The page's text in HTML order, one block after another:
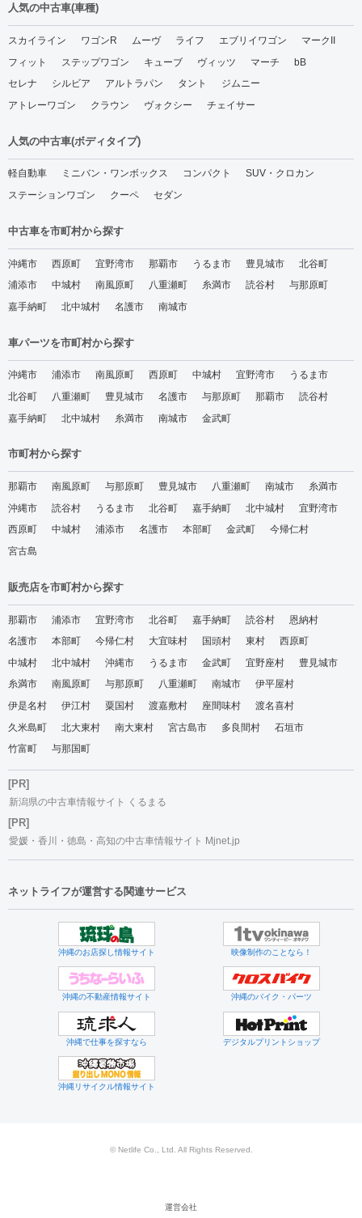
人気の中古車(車種)
スカイライン ワゴンR ムーヴ ライフ エブリイワゴン
マークII
フィット
ステップワゴン キューブ ヴィッツ マーチ
bB
セレナ
シルビア アルトラパン タント
ジムニー
アトレーワゴン
クラウン ヴォクシー チェイサー
人気の中古車(ボディタイプ)
軽自動車 ミニバン・ワンボックス コンパクト
SUV・クロカン
ステーションワゴン
クーペ セダン
中古車を市町村から探す
沖縄市 西原町 宜野湾市 那覇市 うるま市 豊見城市
北谷町
浦添市
中城村 南風原町 八重瀬町 糸満市 読谷村
与那原町
嘉手納町
北中城村 名護市 南城市
車パーツを市町村から探す
沖縄市 浦添市 南風原町 西原町 中城村 宜野湾市
うるま市
北谷町
八重瀬町 豊見城市 名護市 与那原町 那覇市
読谷村
嘉手納町
北中城村 糸満市 南城市 金武町
市町村から探す
那覇市 南風原町 与那原町 豊見城市 八重瀬町 南城市
糸満市
沖縄市
読谷村 うるま市 北谷町 嘉手納町 北中城村
宜野湾市
西原町
中城村 浦添市 名護市 本部町 金武町
今帰仁村
宮古島
販売店を市町村から探す
那覇市 浦添市 宜野湾市 北谷町 嘉手納町 読谷村
恩納村
名護市
本部町 今帰仁村 大宜味村 国頭村 東村
西原町
中城村
北中城村 沖縄市 うるま市 金武町 宜野座村
豊見城市
糸満市
南風原町 与那原町 八重瀬町 南城市
伊平屋村
伊是名村
伊江村 粟国村 渡嘉敷村 座間味村
渡名喜村
久米島町
北大東村 南大東村 宮古島市 多良間村
石垣市
竹富町
与那国町
[PR]
新潟県の中古車情報サイト くるまる
[PR]
愛媛・香川・徳島・高知の中古車情報サイト Mjnet.jp
ネットライフが運営する関連サービス
沖縄のお店探し情報サイト 映像制作のことなら！
沖縄の不動産情報サイト 沖縄のバイク・パーツ
沖縄で仕事を探すなら デジタルプリントショップ
沖縄リサイクル情報サイト
© Netlife Co., Ltd. All Rights Reserved.
運営会社